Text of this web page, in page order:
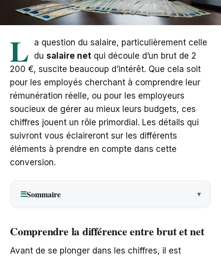
L
a question du salaire, particulièrement celle
du salaire net qui découle d’un brut de 2
200 €, suscite beaucoup d’intérêt. Que cela soit
pour les employés cherchant à comprendre leur
rémunération réelle, ou pour les employeurs
soucieux de gérer au mieux leurs budgets, ces
chiffres jouent un rôle primordial. Les détails qui
suivront vous éclaireront sur les différents
éléments à prendre en compte dans cette
conversion.
☰Sommaire
Comprendre la différence entre brut et net
Avant de se plonger dans les chiffres, il est